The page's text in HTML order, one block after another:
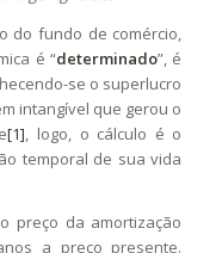
do fundo de comércio,
é “determinado”, é
se o superlucro
intangível que gerou o
[1] , logo, o cálculo é o
temporal de sua vida
preço da amortização
a preço presente.